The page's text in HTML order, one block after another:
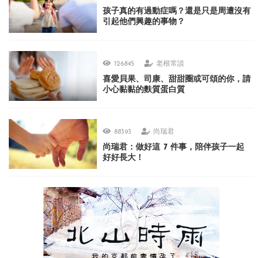
孩子真的有過動症嗎？還是只是周遭沒有
引起他們興趣的事物？
126845 老根常談
喜愛貝果、司康、甜甜圈或可頌的你，請
小心黏黏的麩質蛋白質
88393 尚瑞君
尚瑞君：做好這 7 件事，陪伴孩子一起
好好長大！